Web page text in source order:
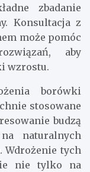
zbadanie
Konsultacja z
może pomóc
aby
wzrostu.
borówki
stosowane
budzą
naturalnych
Wdrożenie tych
nie tylko na